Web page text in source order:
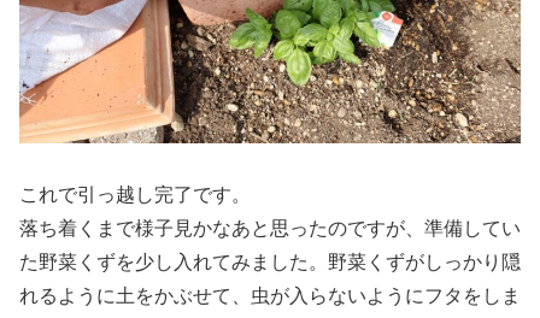
これで引っ越し完了です。
落ち着くまで様子見かなあと思ったのですが、準備してい
た野菜くずを少し入れてみました。野菜くずがしっかり隠
れるように土をかぶせて、虫が入らないようにフタをしま